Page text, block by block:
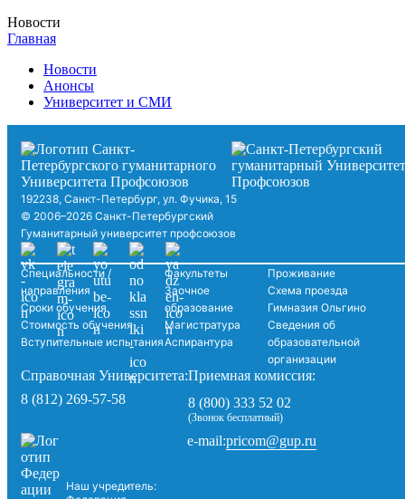
Новости
Главная
Новости
Анонсы
Университет и СМИ
192238, Санкт-Петербург, ул. Фучика, 15
© 2006–2026 Санкт-Петербургский
Гуманитарный университет профсоюзов
Специальности /
направления
Сроки обучения
Стоимость обучения
Вступительные испытания
Факультеты
Заочное
образование
Магистратура
Аспирантура
Проживание
Схема проезда
Гимназия Ольгино
Сведения об
образовательной
организации
Справочная Университета:
8 (812) 269-57-58
Приемная комиссия:
8 (800) 333 52 02
(Звонок бесплатный)
Наш учредитель:
e-mail:pricom@gup.ru